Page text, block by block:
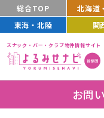
総合TOP 北海道
東海・北陸
関
スナック・バー・クラブ物件情報サイト
お問